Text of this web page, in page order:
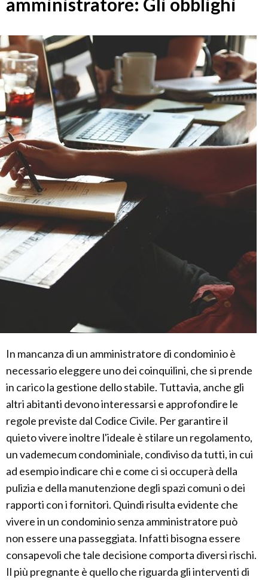
In mancanza di un amministratore di condominio è
necessario eleggere uno dei coinquilini, che si prende
in carico la gestione dello stabile. Tuttavia, anche gli
altri abitanti devono interessarsi e approfondire le
regole previste dal Codice Civile. Per garantire il
quieto vivere inoltre l'ideale è stilare un regolamento,
un vademecum condominiale, condiviso da tutti, in cui
ad esempio indicare chi e come ci si occuperà della
pulizia e della manutenzione degli spazi comuni o dei
rapporti con i fornitori. Quindi risulta evidente che
vivere in un condominio senza amministratore può
non essere una passeggiata. Infatti bisogna essere
consapevoli che tale decisione comporta diversi rischi.
Il più pregnante è quello che riguarda gli interventi di